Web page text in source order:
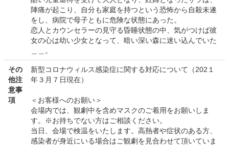
陣痛が起こり、自分も家庭を持つという恐怖から自殺未遂
をし、病院で母子ともに危険な状態にあった。
恋人とカウンセラーの見守る昏睡状態の中、気がつけば彼
女の心は幼い少女となって、暗い深い森に迷い込んでいた
＿＿。
その
他注
意事
項
新型コロナウィルス感染症に関する対応について（202１
年３月７日現在）
＜お客様へのお願い＞
会場内では、観劇中を含めマスクのご着用をお願いしま
す。※お持ちでない方はご相談ください。
当日、会場で検温をいたします。高熱者や症状のある方、
感染者が身近にいる場合はご観劇を見合わせて頂いていま